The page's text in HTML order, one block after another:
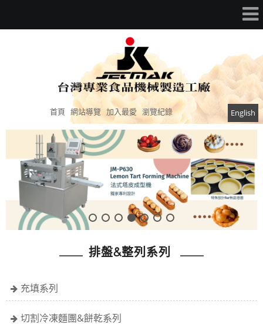
首頁 網站導覽 加入最愛 English
瀏覽紀錄
排盤&整列系列
充填系列
切割冷凍麵團&餅乾系列